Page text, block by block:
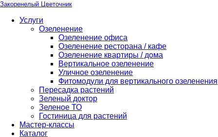
Закоренелый Цветочник
Услуги
Озеленение
Озеленение офиса
Озеленение ресторана / кафе
Озеленение квартиры / дома
Вертикальное озеленение
Уличное озеленение
Фитомодули для вертикального озеленения
Пересадка растений
Зеленый доктор
Зеленое ТО
Гостиница для растений
Мастер-классы
Каталог